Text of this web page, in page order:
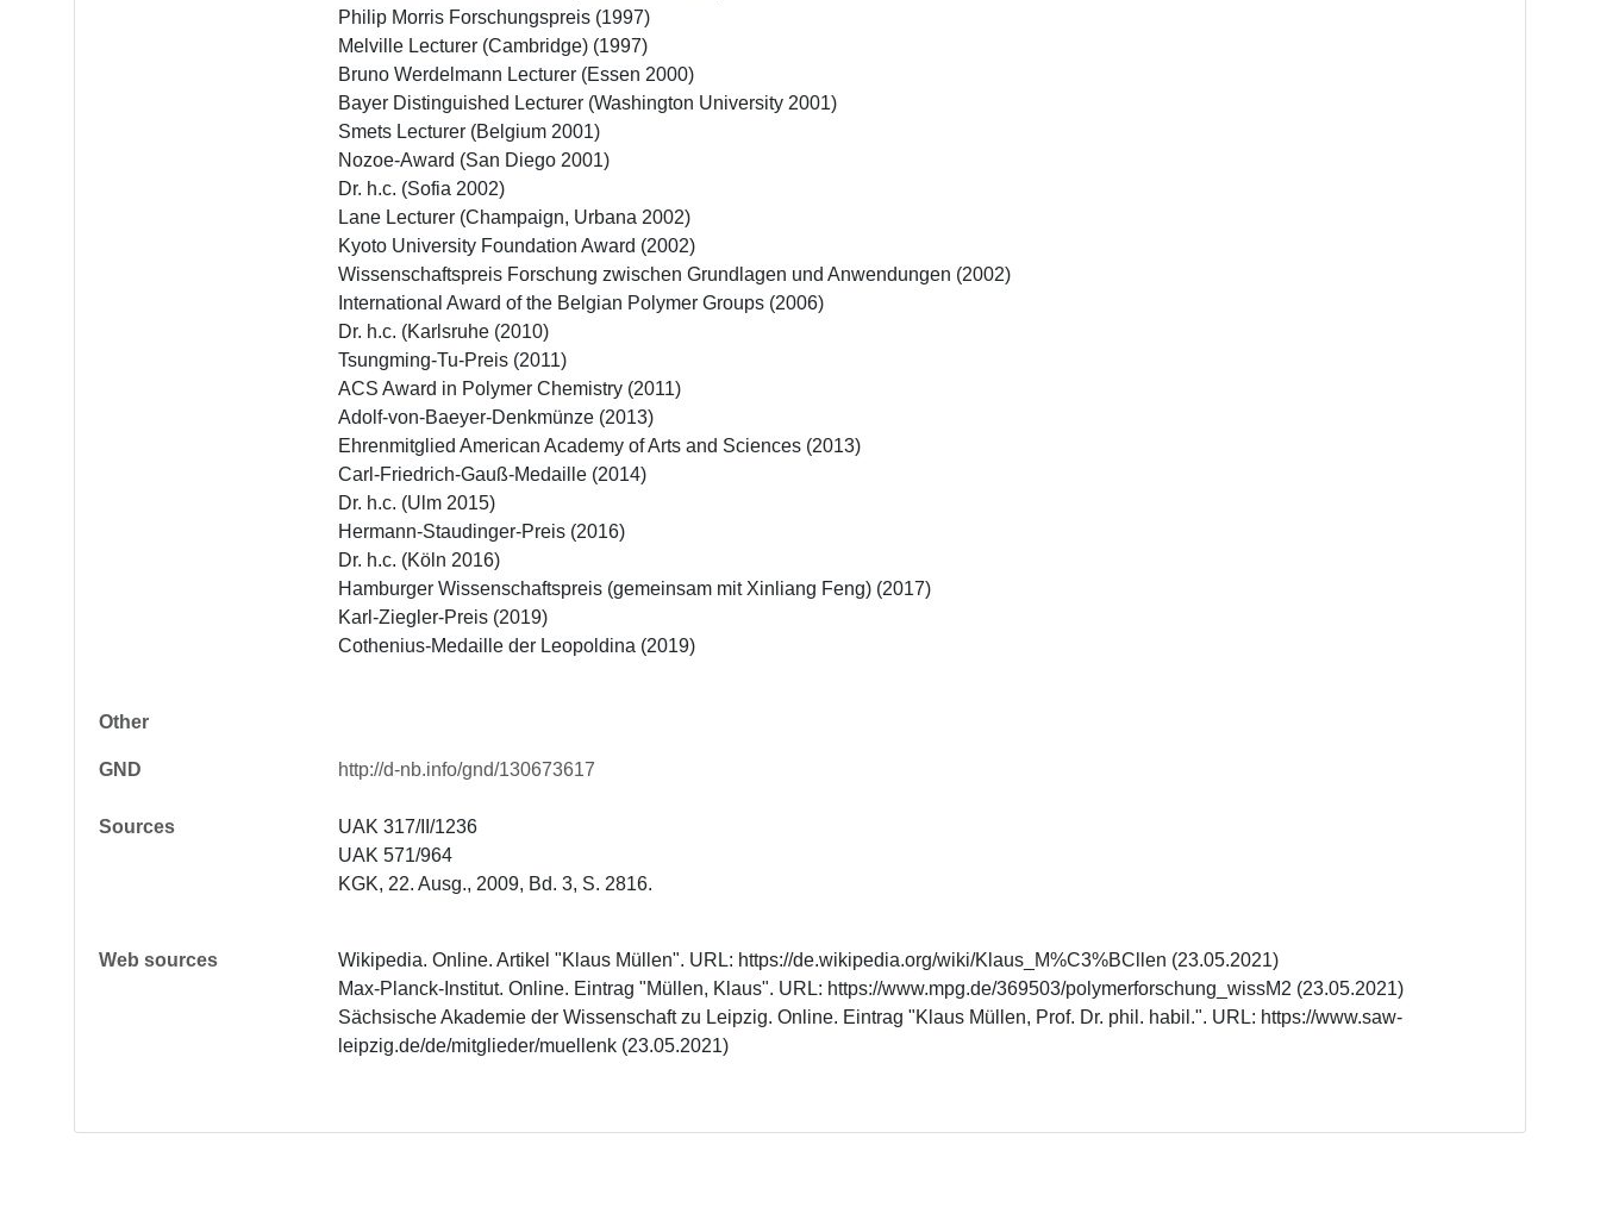
Philip Morris Forschungspreis (1997)
Melville Lecturer (Cambridge) (1997)
Bruno Werdelmann Lecturer (Essen 2000)
Bayer Distinguished Lecturer (Washington University 2001)
Smets Lecturer (Belgium 2001)
Nozoe-Award (San Diego 2001)
Dr. h.c. (Sofia 2002)
Lane Lecturer (Champaign, Urbana 2002)
Kyoto University Foundation Award (2002)
Wissenschaftspreis Forschung zwischen Grundlagen und Anwendungen (2002)
International Award of the Belgian Polymer Groups (2006)
Dr. h.c. (Karlsruhe (2010)
Tsungming-Tu-Preis (2011)
ACS Award in Polymer Chemistry (2011)
Adolf-von-Baeyer-Denkmünze (2013)
Ehrenmitglied American Academy of Arts and Sciences (2013)
Carl-Friedrich-Gauß-Medaille (2014)
Dr. h.c. (Ulm 2015)
Hermann-Staudinger-Preis (2016)
Dr. h.c. (Köln 2016)
Hamburger Wissenschaftspreis (gemeinsam mit Xinliang Feng) (2017)
Karl-Ziegler-Preis (2019)
Cothenius-Medaille der Leopoldina (2019)
Other
GND http://d-nb.info/gnd/130673617
Sources
UAK 317/II/1236
UAK 571/964
KGK, 22. Ausg., 2009, Bd. 3, S. 2816.
Web sources
Wikipedia. Online. Artikel "Klaus Müllen". URL: https://de.wikipedia.org/wiki/Klaus_M%C3%BCllen (23.05.2021)
Max-Planck-Institut. Online. Eintrag "Müllen, Klaus". URL: https://www.mpg.de/369503/polymerforschung_wissM2 (23.05.2021)
Sächsische Akademie der Wissenschaft zu Leipzig. Online. Eintrag "Klaus Müllen, Prof. Dr. phil. habil.". URL: https://www.saw-
leipzig.de/de/mitglieder/muellenk (23.05.2021)